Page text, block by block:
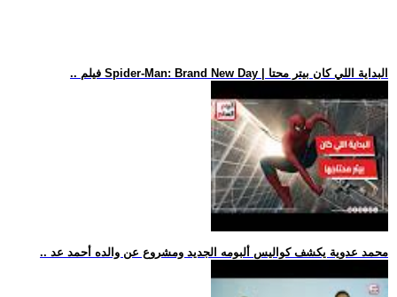
.. فيلم Spider-Man: Brand New Day | البداية اللي كان بيتر محتا
.. محمد عدوية يكشف كواليس ألبومه الجديد ومشروع عن والده أحمد عد